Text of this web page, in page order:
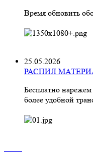
Время обновить
25.05.2026
РАСПИЛ
Бесплатно
более удобной